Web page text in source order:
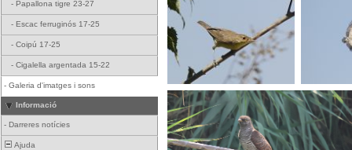
- Papallona tigre 23-27
- Escac ferruginós 17-25
- Coipú 17-25
- Cigalella argentada 15-22
- Galeria d'imatges i sons
Informació
- Darreres notícies
Ajuda